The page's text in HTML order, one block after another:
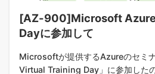
[AZ-900]Microsoft
Dayに参加して
Microsoftが提供するAzureのセミ
Virtual Training Day」に参加した